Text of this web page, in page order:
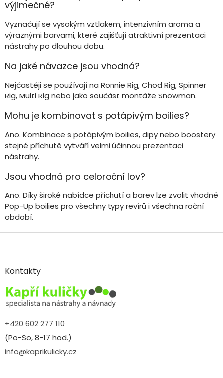
výjimečné?
Vyznačují se vysokým vztlakem, intenzivním aroma a
výraznými barvami, které zajišťují atraktivní prezentaci
nástrahy po dlouhou dobu.
Na jaké návazce jsou vhodná?
Nejčastěji se používají na Ronnie Rig, Chod Rig, Spinner
Rig, Multi Rig nebo jako součást montáže Snowman.
Mohu je kombinovat s potápivým boilies?
Ano. Kombinace s potápivým boilies, dipy nebo boostery
stejné příchutě vytváří velmi účinnou prezentaci
nástrahy.
Jsou vhodná pro celoroční lov?
Ano. Díky široké nabídce příchutí a barev lze zvolit vhodné
Pop-Up boilies pro všechny typy revírů i všechna roční
období.
Z
aKontakty
+420 602 277 110
(Po-So, 8-17 hod.)
info@kaprikulicky.cz